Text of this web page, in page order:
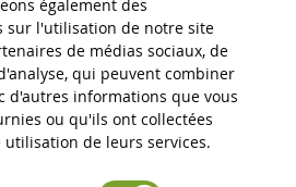
également des
sur l'utilisation de notre site
de médias sociaux, de
qui peuvent combiner
d'autres informations que vous
ou qu'ils ont collectées
utilisation de leurs services.